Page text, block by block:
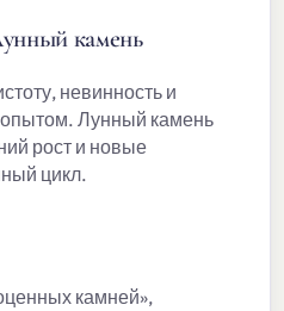
камень
невинность и
опытом. Лунный камень
рост и новые
цикл.
камней»,